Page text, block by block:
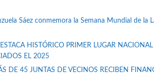
Sáez conmemora la Semana Mundial de
HISTÓRICO PRIMER LUGAR
EL 2025
DE 45 JUNTAS DE VECINOS RECIBEN